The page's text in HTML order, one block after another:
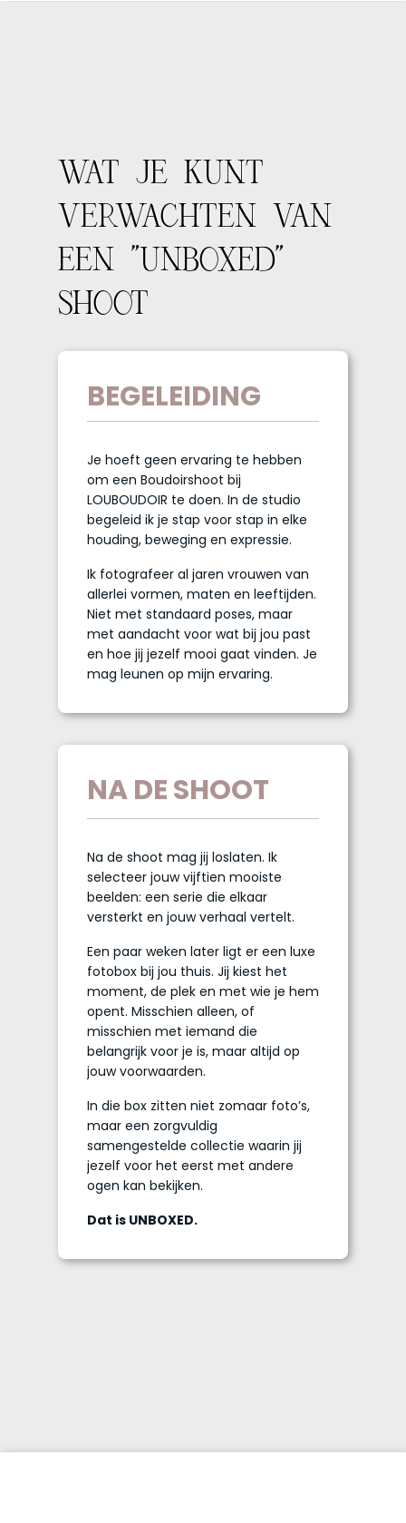
WAT JE KUNT
VERWACHTEN VAN
EEN "UNBOXED"
SHOOT
BEGELEIDING
Je hoeft geen ervaring te hebben
om een Boudoirshoot bij
LOUBOUDOIR te doen. In de studio
begeleid ik je stap voor stap in elke
houding, beweging en expressie.
Ik fotografeer al jaren vrouwen van
allerlei vormen, maten en leeftijden.
Niet met standaard poses, maar
met aandacht voor wat bij jou past
en hoe jij jezelf mooi gaat vinden. Je
mag leunen op mijn ervaring.
NA DE SHOOT
Na de shoot mag jij loslaten. Ik
selecteer jouw vijftien mooiste
beelden: een serie die elkaar
versterkt en jouw verhaal vertelt.
Een paar weken later ligt er een luxe
fotobox bij jou thuis. Jij kiest het
moment, de plek en met wie je hem
opent. Misschien alleen, of
misschien met iemand die
belangrijk voor je is, maar altijd op
jouw voorwaarden.
In die box zitten niet zomaar foto’s,
maar een zorgvuldig
samengestelde collectie waarin jij
jezelf voor het eerst met andere
ogen kan bekijken.
Dat is UNBOXED.